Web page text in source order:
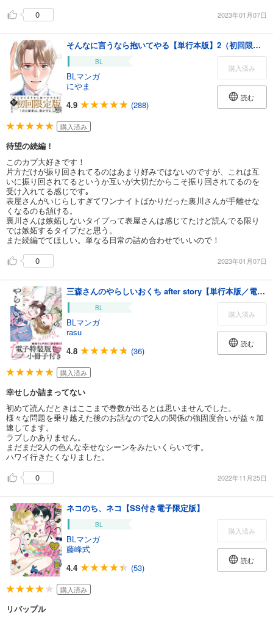
0
2023年01月07日
そんなに言うなら抱いてやる【単行本版】2（初回限定小冊子＆特典付き）
BL
BLマンガ
にやま
4.9
(288)
購入済み
読む
購入済み
待望の続編！
このカプ大好きです！
片方だけが振り回されてるのはあまり好みではないのですが、これは互
いに振り回されてるというか互いが大切だからこそ振り回されてるのを
受け入れてる感じです｡
表屋さんがいじらしすぎてワンナイトばかりだった裏川さんが手離せな
くなるのも頷ける。
裏川さんは嫉妬しないタイプって表屋さんは感じてたけど読んでる限り
では嫉妬するタイプだと思う。
また続編でてほしい。単なる日常の詰め合わせでいいので！
0
2023年01月07日
三森さんのやらしいおくち after story【単行本版／電子特装版小冊子付き】４
BL
BLマンガ
rasu
4.8
(36)
購入済み
読む
購入済み
幸せしか詰まってない
初めて読んだときはここまで巻数が出るとは思いませんでした。
様々な問題を乗り越えた後のお話なので2人の関係の強固度合いが益々加
速してます。
ラブしかありません。
まだまだ2人の色んな幸せなシーンをみたいくらいです。
ハワイ行きたくなりました。
0
2022年11月25日
ネコのち、ネコ【SS付き電子限定版】
BL
BLマンガ
藤峰式
4.4
(53)
購入済み
読む
購入済み
リバップル